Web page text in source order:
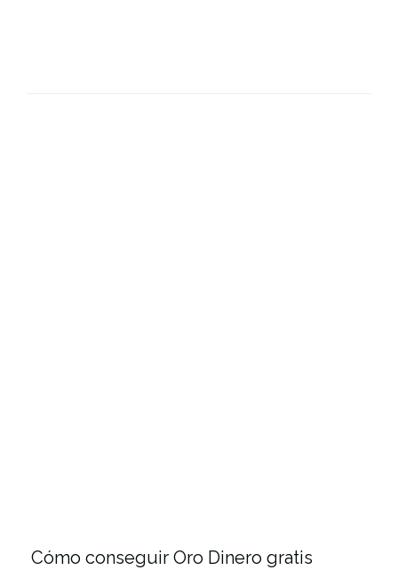
Cómo conseguir Oro Dinero gratis